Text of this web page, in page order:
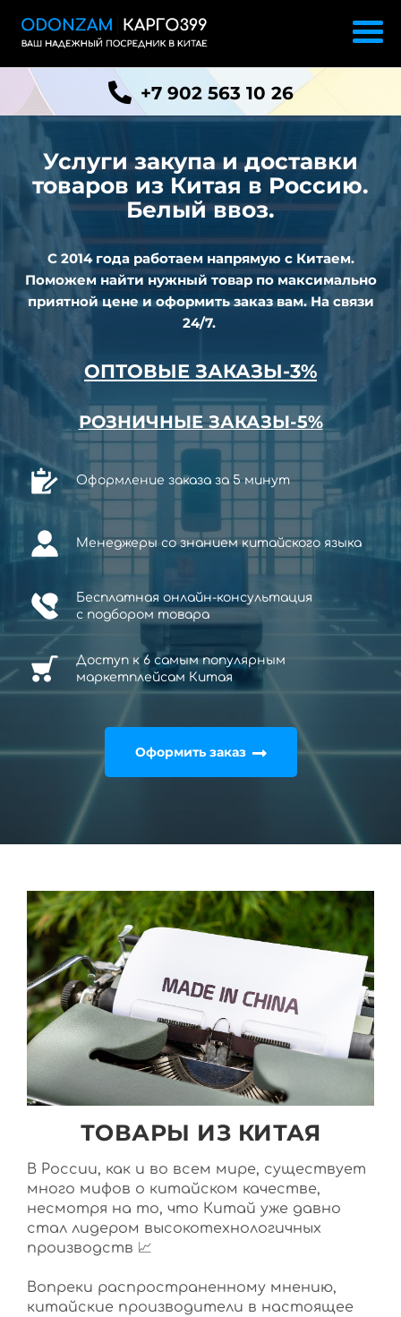
+7 902 563 10 26
Услуги закупа и доставки
товаров из Китая в Россию.
Белый ввоз.
С 2014 года работаем напрямую с Китаем.
Поможем найти нужный товар по максимально
приятной цене и оформить заказ вам. На связи
24/7.
ОПТОВЫЕ ЗАКАЗЫ-3%
РОЗНИЧНЫЕ ЗАКАЗЫ-5%
Оформление заказа за 5 минут
Менеджеры со знанием китайского языка
Бесплатная онлайн-консультация
с подбором товара
Доступ к 6 самым популярным
маркетплейсам Китая
Оформить заказ
ТОВАРЫ ИЗ КИТАЯ
В России, как и во всем мире, существует
много мифов о китайском качестве,
несмотря на то, что Китай уже давно
стал лидером высокотехнологичных
производств 📈
Вопреки распространенному мнению,
китайские производители в настоящее